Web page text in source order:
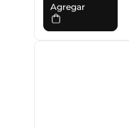
Agregar